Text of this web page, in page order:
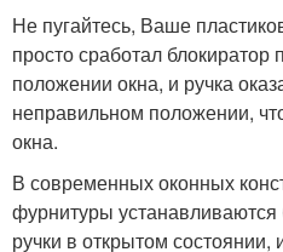
Не пугайтесь, Ваше
просто сработал блокиратор
положении окна, и ручка
неправильном положении,
окна.
В современных оконных
фурнитуры
ручки в открытом